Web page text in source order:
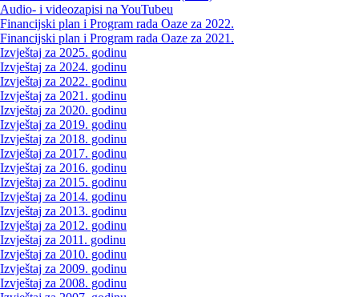
Audio- i videozapisi na YouTubeu
Financijski plan i Program rada Oaze za 2022.
Financijski plan i Program rada Oaze za 2021.
Izvještaj za 2025. godinu
Izvještaj za 2024. godinu
Izvještaj za 2022. godinu
Izvještaj za 2021. godinu
Izvještaj za 2020. godinu
Izvještaj za 2019. godinu
Izvještaj za 2018. godinu
Izvještaj za 2017. godinu
Izvještaj za 2016. godinu
Izvještaj za 2015. godinu
Izvještaj za 2014. godinu
Izvještaj za 2013. godinu
Izvještaj za 2012. godinu
Izvještaj za 2011. godinu
Izvještaj za 2010. godinu
Izvještaj za 2009. godinu
Izvještaj za 2008. godinu